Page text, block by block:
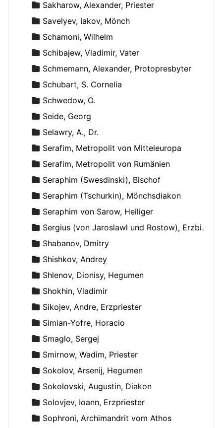
Sakharow, Alexander, Priester
Savelyev, Iakov, Mönch
Schamoni, Wilhelm
Schibajew, Vladimir, Vater
Schmemann, Alexander, Protopresbyter
Schubart, S. Cornelia
Schwedow, O.
Seide, Georg
Selawry, A., Dr.
Serafim, Metropolit von Mitteleuropa
Serafim, Metropolit von Rumänien
Seraphim (Swesdinski), Bischof
Seraphim (Tschurkin), Mönchsdiakon
Seraphim von Sarow, Heiliger
Sergius (von Jaroslawl und Rostow), Erzbischof
Shabanov, Dmitry
Shishkov, Andrey
Shlenov, Dionisy, Hegumen
Shokhin, Vladimir
Sikojev, Andre, Erzpriester
Simian-Yofre, Horacio
Smaglo, Sergej
Smirnow, Wadim, Priester
Sokolov, Arsenij, Hegumen
Sokolovski, Augustin, Diakon
Solovjev, Ioann, Erzpriester
Sophroni, Archimandrit vom Athos